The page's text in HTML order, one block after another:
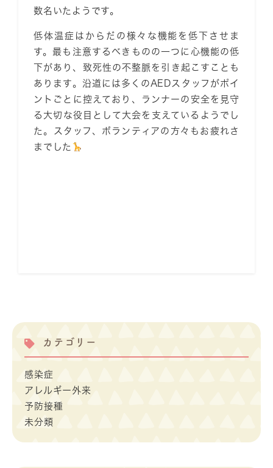
数名いたようです。
低体温症はからだの様々な機能を低下させま
す。最も注意するべきものの一つに心機能の低
下があり、致死性の不整脈を引き起こすことも
あります。沿道には多くのAEDスタッフがポイ
ントごとに控えており、ランナーの安全を見守
る大切な役目として大会を支えているようでし
た。スタッフ、ボランティアの方々もお疲れさ
までした
カテゴリー
感染症
アレルギー外来
予防接種
未分類